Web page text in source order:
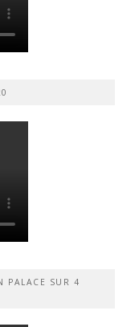
PALACE SUR 4